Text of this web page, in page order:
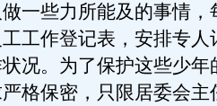
一些力所能及的事情，
工作登记表，安排专人
况。为了保护这些少年
格保密，只限居委会主